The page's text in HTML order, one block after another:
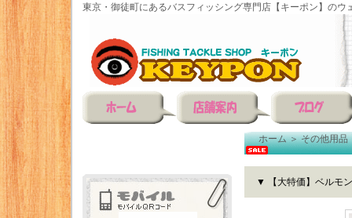
東京・御徒町にあるバスフィッシング専門店【キーポン】のウ
ホーム＞その他用品
▼ 【大特価】ベルモ